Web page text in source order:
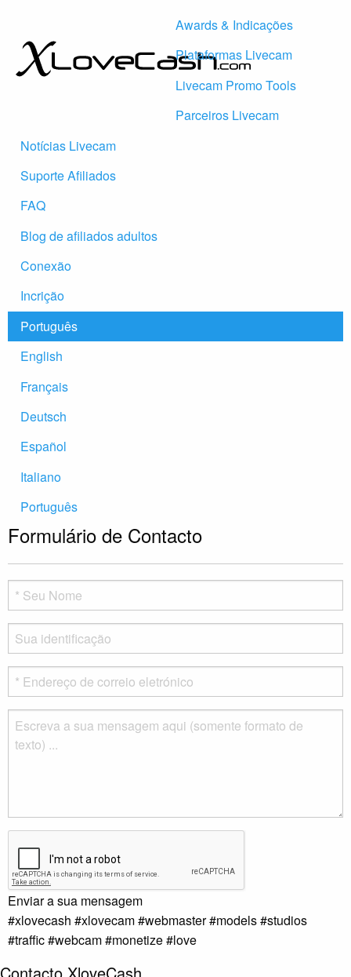
Awards & Indicações
Plataformas Livecam
Livecam Promo Tools
Parceiros Livecam
Notícias Livecam
Suporte Afiliados
FAQ
Blog de afiliados adultos
Conexão
Incrição
Português
English
Français
Deutsch
Español
Italiano
Português
Formulário de Contacto
Enviar a sua mensagem
#xlovecash #xlovecam #webmaster #models #studios
#traffic #webcam #monetize #love